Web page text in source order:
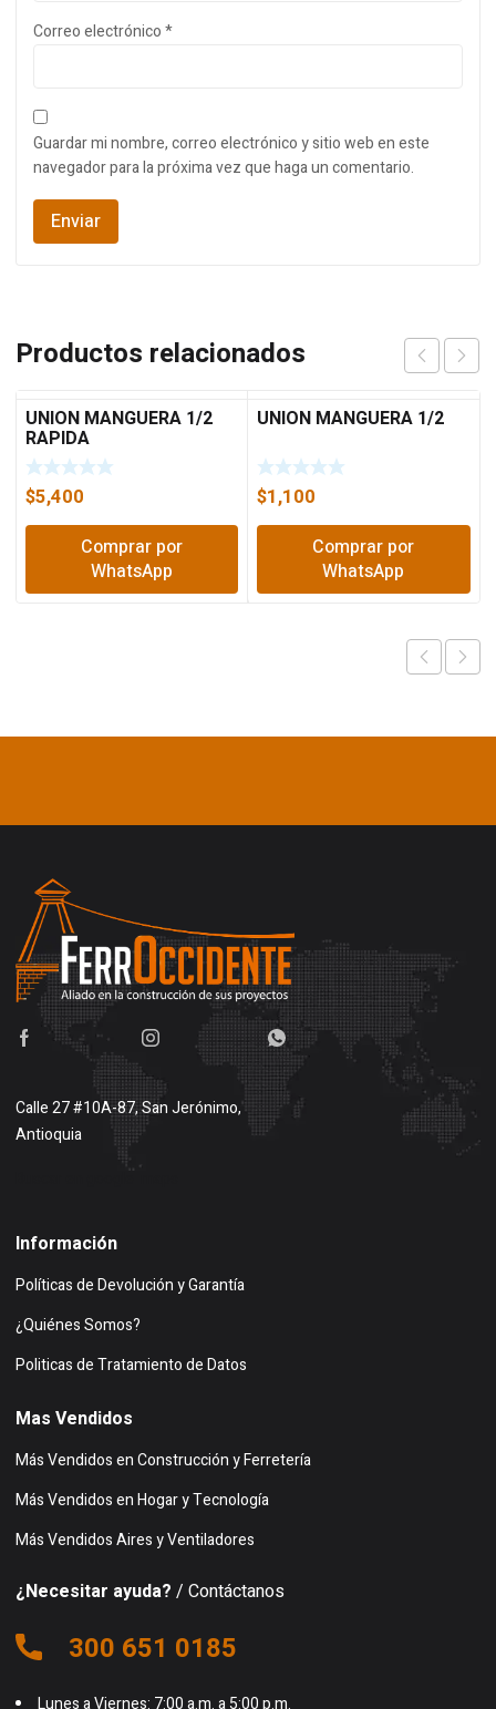
Correo electrónico*
Guardar mi nombre, correo electrónico y sitio web en este
navegador para la próxima vez que haga un comentario.
Productos relacionados
UNION MANGUERA 1/2
RAPIDA
$5,400
Comprar por
WhatsApp
UNION MANGUERA 1/2
$1,100
Comprar por
WhatsApp
Calle 27 #10A-87, San Jerónimo,
Antioquia
Información
Políticas de Devolución y Garantía
¿Quiénes Somos?
Politicas de Tratamiento de Datos
Mas Vendidos
Más Vendidos en Construcción y Ferretería
Más Vendidos en Hogar y Tecnología
Más Vendidos Aires y Ventiladores
¿Necesitar ayuda? / Contáctanos
300 651 0185
Lunes a Viernes: 7:00 a.m. a 5:00 p.m.